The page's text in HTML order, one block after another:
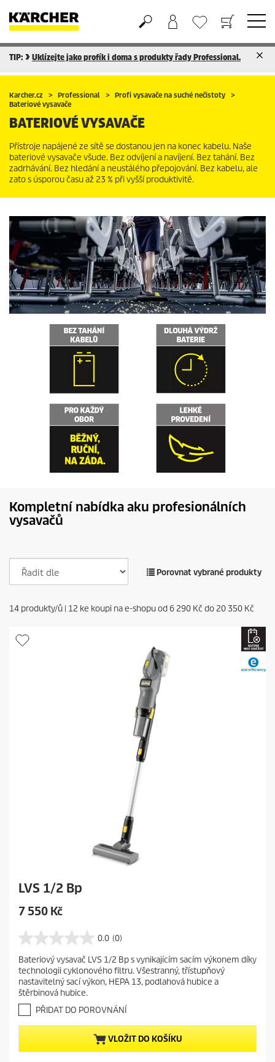
Nákupní košík
Seznam oblíbených produktů
TIP: Uklízejte jako profík i doma s produkty řady Professional.
Karcher.cz Professional
Profi vysavače na suché nečistoty
Bateriové vysavače
BATERIOVÉ VYSAVAČE
Přístroje napájené ze sítě se dostanou jen na konec kabelu. Naše
bateriové vysavače všude. Bez odvíjení a navíjení. Bez tahání. Bez
zadrhávání. Bez hledání a neustálého přepojování. Bez kabelu, ale
zato s úsporou času až 23 % při vyšší produktivitě.
Kompletní nabídka aku profesionálních
vysavačů
Porovnat vybrané produkty
14 produkty/ů | 12 ke koupi na e-shopu od6 290 Kč do 20 350 Kč
LVS 1/2 Bp
C
r
e
n
t
p
r
o
d
7 550 Kč
0.0 (0)
0
.
0
z
5
h
z
d
i
Bateriový vysavač LVS 1/2 Bp s vynikajícím sacím výkonem díky
technologii cyklonového filtru. Všestranný, třístupňový
nastavitelný sací výkon, HEPA 13, podlahová hubice a
štěrbinová hubice.
PŘIDAT DO POROVNÁNÍ
VLOŽIT DO KOŠÍKU